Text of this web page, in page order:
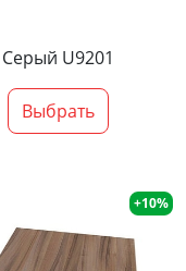
Серый U9201
Выбрать
+10%